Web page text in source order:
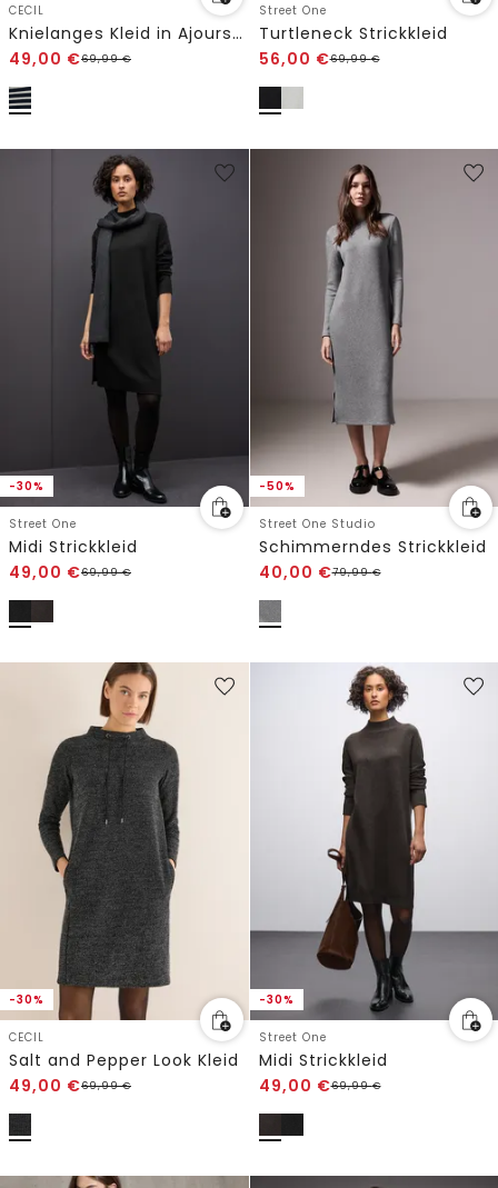
CECIL
Knielanges Kleid in Ajourstrick
49,00 €69,99€
Street One
Turtleneck Strickkleid
56,00 €69,99€
-30%
Street One
Midi Strickkleid
49,00 €69,99€
-50%
Street One Studio
Schimmerndes Strickkleid
40,00 €79,99€
-30%
CECIL
Salt and Pepper Look Kleid
49,00 €69,99€
-30%
Street One
Midi Strickkleid
49,00 €69,99€